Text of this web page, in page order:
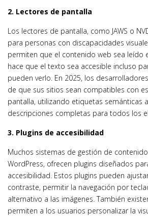
2. Lectores de pantalla
Los lectores de pantalla, como JAWS o
para personas con discapacidades
permiten que el contenido web sea leído
hace que el texto sea accesible incluso
pueden verlo. En 2025, los
de que sus sitios sean compatibles con
pantalla, utilizando etiquetas semánticas
descripciones completas para todos los
3. Plugins de accesibilidad
Muchos sistemas de gestión de contenido
WordPress, ofrecen plugins diseñados
accesibilidad. Estos plugins pueden
contraste, permitir la navegación por
alternativo a las imágenes. También
permiten a los usuarios personalizar la